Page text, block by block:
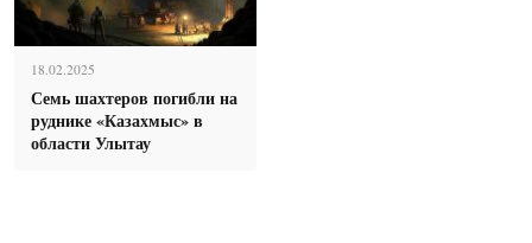
18.02.2025
Семь шахтеров погибли на
руднике «Казахмыс» в
области Улытау